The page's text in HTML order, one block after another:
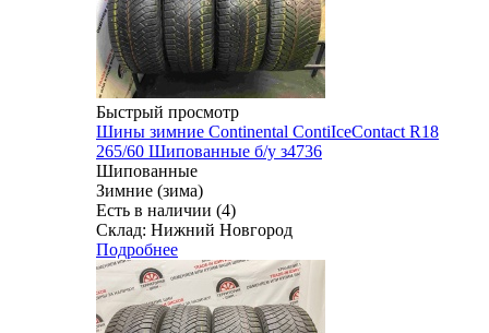
Быстрый просмотр
Шины зимние Continental ContiIceContact R18
265/60 Шипованные б/у з4736
Шипованные
Зимние (зима)
Есть в наличии (4)
Склад: Нижний Новгород
Подробнее